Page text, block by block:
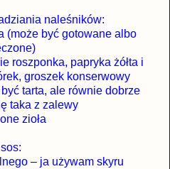
naleśników:
(może być gotowane albo
roszponka, papryka żółta i
groszek konserwowy
tarta, ale równie dobrze
taka z zalewy
zioła
sos:
– ja używam skyru